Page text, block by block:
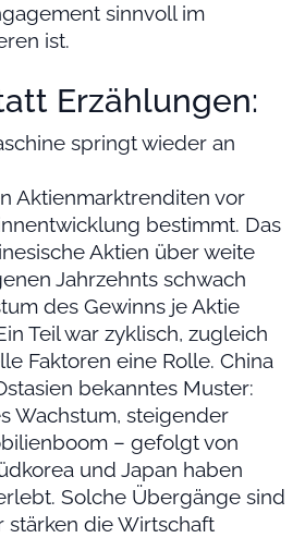
sinnvoll im
ist.
Erzählungen:
springt wieder an
Aktienmarktrenditen vor
bestimmt. Das
Aktien über weite
Jahrzehnts schwach
des Gewinns je Aktie
Teil war zyklisch, zugleich
Faktoren eine Rolle. China
bekanntes Muster:
Wachstum, steigender
– gefolgt von
und Japan haben
Solche Übergänge sind
stärken die Wirtschaft